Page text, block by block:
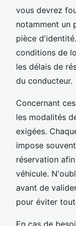
vous devrez
notamment un
pièce
conditions de
les délais de
du conducteur.
Concernant
les modalités
exigées.
impose
réservation
véhicule.
avant de
pour éviter
En cas de